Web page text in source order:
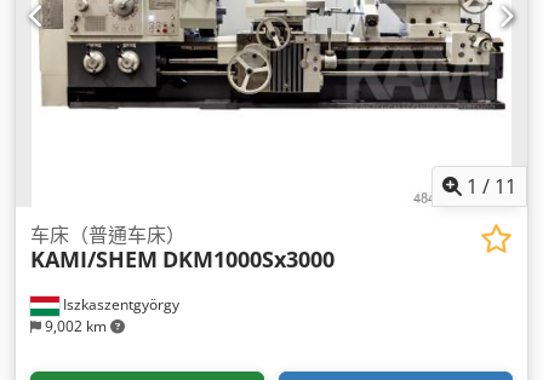
1 / 11
Iszkaszentgyörgy
9,002 km
车床（普通车床）
KAMI/SHEM DKM1000Sx3000